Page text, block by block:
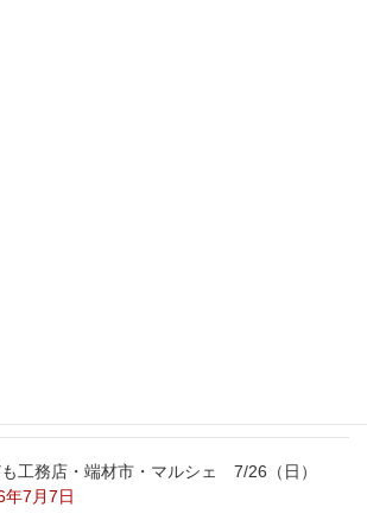
工務店・端材市・マルシェ 7/26（日）
年7月7日